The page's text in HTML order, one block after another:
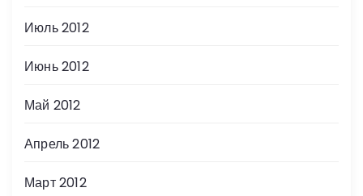
Июль 2012
Июнь 2012
Май 2012
Апрель 2012
Март 2012